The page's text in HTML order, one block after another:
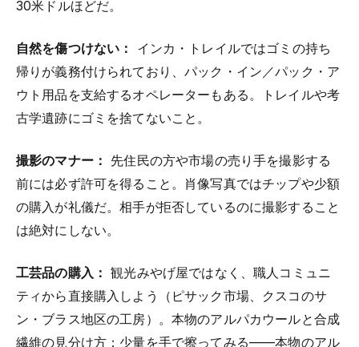
30米ドルほどだ。
自然を傷つけない：
インカ・トレイルではゴミの持ち
帰りが義務付けられており、パック・イン／パック・ア
ウト用品を支給するオペレーターもある。トレイルや考
古学遺跡にゴミを捨てないこと。
撮影のマナー： 先住民の方や市場の売り手を撮影する
前には必ず許可を得ること。肖像写真ではチップや少額
の購入が礼儀だ。相手が拒否しているのに撮影すること
は絶対にしない。
工芸品の購入： 観光みやげ屋ではなく、職人コミュニ
ティから直接購入しよう（ピサック市場、クスコのサ
ン・ブラス地区の工房）。本物のアルパカウールと合成
繊維の見分け方：少量を手で擦ってみる——本物のアル